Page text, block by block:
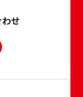
せ